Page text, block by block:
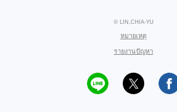
© LIN,CHIA-YU
หมายเหตุ
รายงานปัญหา